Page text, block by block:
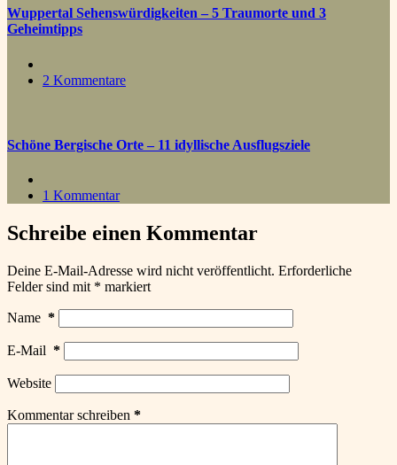
Wuppertal Sehenswürdigkeiten – 5 Traumorte und 3
Geheimtipps
2 Kommentare
Schöne Bergische Orte – 11 idyllische Ausflugsziele
1 Kommentar
Schreibe einen Kommentar
Deine E-Mail-Adresse wird nicht veröffentlicht. Erforderliche
Felder sind mit * markiert
Name *
E-Mail *
Website
Kommentar schreiben *